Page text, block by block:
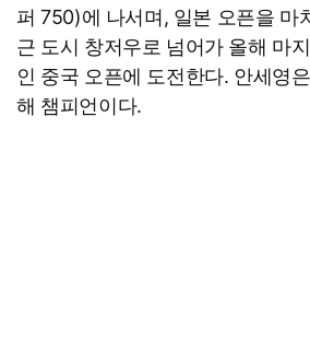
퍼 750)에 나서며, 일본 오픈을 마
근 도시 창저우로 넘어가 올해 마
인 중국 오픈에 도전한다. 안세영
해 챔피언이다.